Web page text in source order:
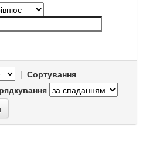
| Сортування